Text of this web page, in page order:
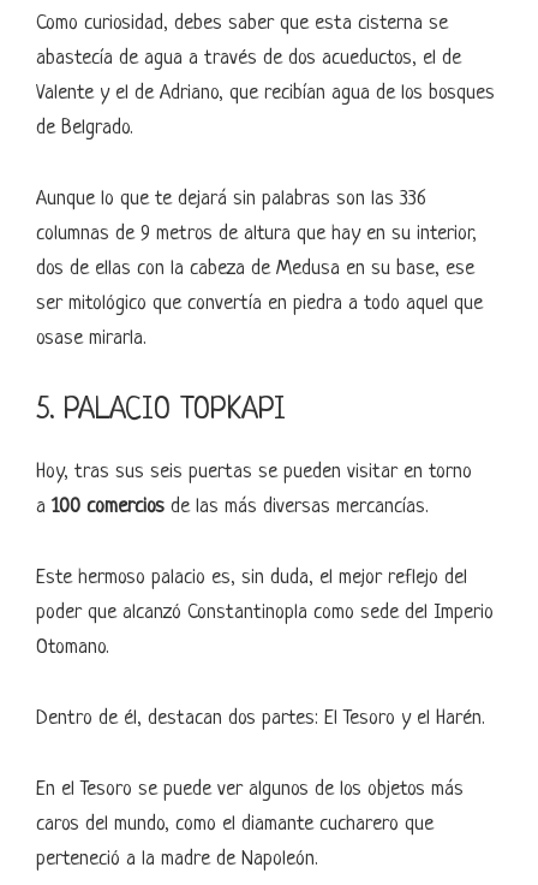
Como curiosidad, debes saber que esta cisterna se
abastecía de agua a través de dos acueductos, el de
Valente y el de Adriano, que recibían agua de los bosques
de Belgrado.
Aunque lo que te dejará sin palabras son las 336
columnas de 9 metros de altura que hay en su interior,
dos de ellas con la cabeza de Medusa en su base, ese
ser mitológico que convertía en piedra a todo aquel que
osase mirarla.
5. PALACIO TOPKAPI
Hoy, tras sus seis puertas se pueden visitar en torno
a 100 comercios de las más diversas mercancías.
Este hermoso palacio es, sin duda, el mejor reflejo del
poder que alcanzó Constantinopla como sede del Imperio
Otomano.
Dentro de él, destacan dos partes: El Tesoro y el Harén.
En el Tesoro se puede ver algunos de los objetos más
caros del mundo, como el diamante cucharero que
perteneció a la madre de Napoleón.